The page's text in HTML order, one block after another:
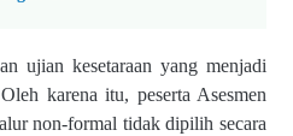
ujian kesetaraan yang menjadi
karena itu, peserta Asesmen
non-formal tidak dipilih secara